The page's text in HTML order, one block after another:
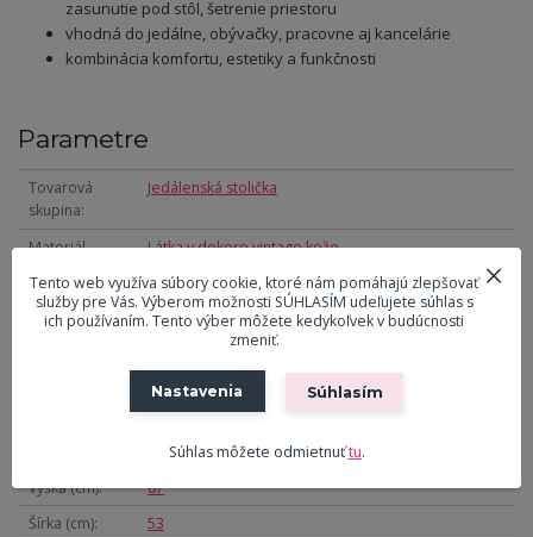
zasunutie pod stôl, šetrenie priestoru
vhodná do jedálne, obývačky, pracovne aj kancelárie
kombinácia komfortu, estetiky a funkčnosti
Parametre
Tovarová
skupina
Jedálenská stolička
Materiál
Látka v dekore vintage kože
Farba primárna
Béžová
čierna
Obdĺžnik
Výška (cm)
87
Šírka (cm)
53
Tento web využíva súbory cookie, ktoré nám pomáhajú zlepšovať
služby pre Vás. Výberom možnosti SÚHLASÍM udeľujete súhlas s
ich používaním. Tento výber môžete kedykoľvek v budúcnosti
zmeniť.
Nastavenia Súhlasím
Súhlas môžete odmietnuťtu.